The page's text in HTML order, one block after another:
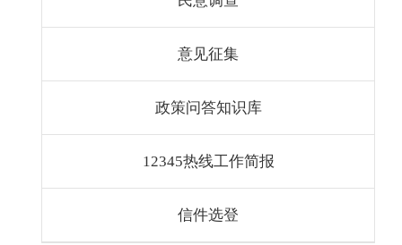
意见征集
政策问答知识库
12345热线工作简报
信件选登